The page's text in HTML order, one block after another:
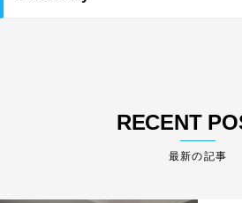
RECENT
最新の記事